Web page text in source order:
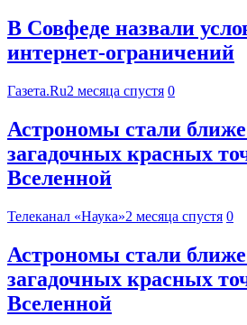
В Совфеде назвали
интернет-ограничений
Газета.Ru2 месяца спустя 0
Астрономы стали ближе
загадочных красных
Вселенной
Телеканал «Наука»2 месяца спустя 0
Астрономы стали ближе
загадочных красных
Вселенной